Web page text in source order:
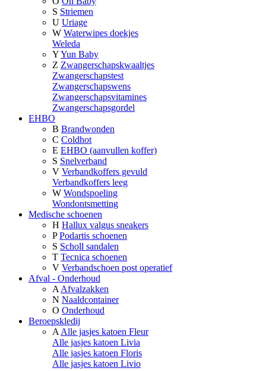
S Striemen
U Uriage
W Waterwipes doekjes
Weleda
YYun Baby
Z Zwangerschapskwaaltjes
Zwangerschapstest
Zwangerschapswens
Zwangerschapsvitamines
Zwangerschapsgordel
EHBO
B Brandwonden
C Coldhot
E EHBO (aanvullen koffer)
S Snelverband
V Verbandkoffers gevuld
Verbandkoffers leeg
W Wondspoeling
Wondontsmetting
Medische schoenen
H Hallux valgus sneakers
P Podartis schoenen
S Scholl sandalen
T Tecnica schoenen
V Verbandschoen post operatief
Afval - Onderhoud
A Afvalzakken
N Naaldcontainer
O Onderhoud
Beroepskledij
A Alle jasjes katoen Fleur
Alle jasjes katoen Livia
Alle jasjes katoen Floris
Alle jasjes katoen Livio